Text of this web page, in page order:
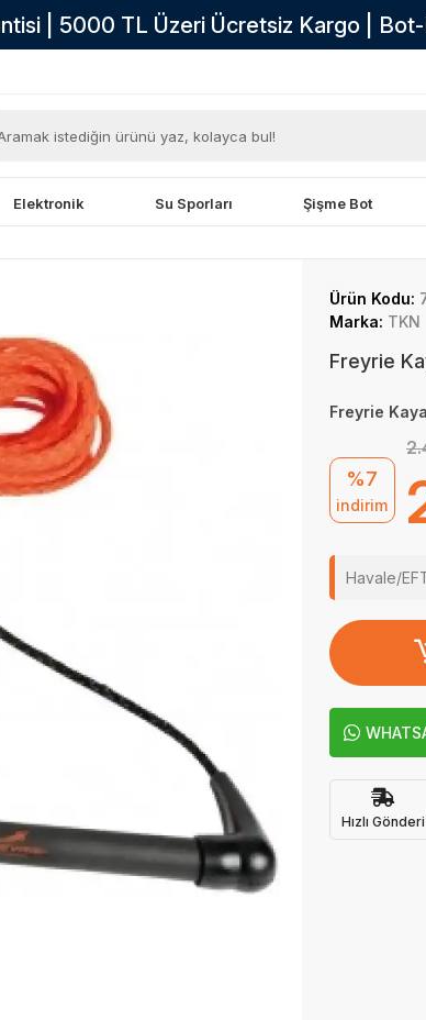
| 5000 TL Üzeri Ücretsiz Kargo |
Elektronik Su Sporları Şişme Bot
Ürün Kodu:
Marka: TKN
Freyrie
Freyrie
%7
indirim
Havale/
Hızlı Gönderi